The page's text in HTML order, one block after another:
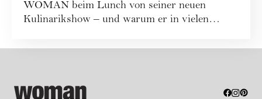
WOMAN beim Lunch von seiner neuen
Kulinarikshow – und warum er in vielen